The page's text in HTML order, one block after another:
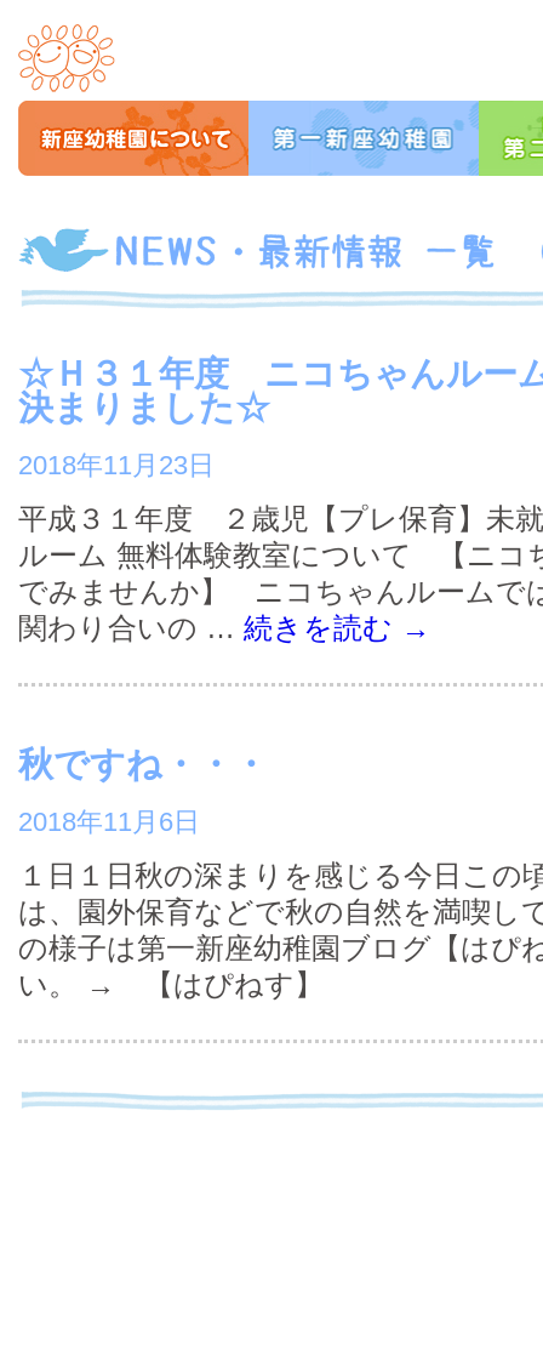
☆Ｈ３１年度 ニコちゃんルー
決まりました☆
2018年11月23日
平成３１年度 ２歳児【プレ保育】未
ルーム 無料体験教室について 【ニコ
でみませんか】 ニコちゃんルームで
関わり合いの … 続きを読む →
秋ですね・・・
2018年11月6日
１日１日秋の深まりを感じる今日この
は、園外保育などで秋の自然を満喫し
の様子は第一新座幼稚園ブログ【はぴ
い。 → 【はぴねす】